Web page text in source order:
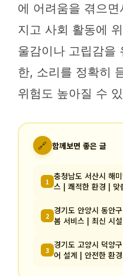
에 어려움을 겪으
지고 사회 활동에
울감이나 고립감을
한, 소리를 정확히
위험도 높아질 수
🔗 함께보면 좋은 글
1 충청남도 서산시 해
스 | 쾌적한 환경 | 맞
2 경기도 안양시 동안
봄 서비스 | 최신 시
3 경기도 고양시 덕양
어 설계 | 안전한 환